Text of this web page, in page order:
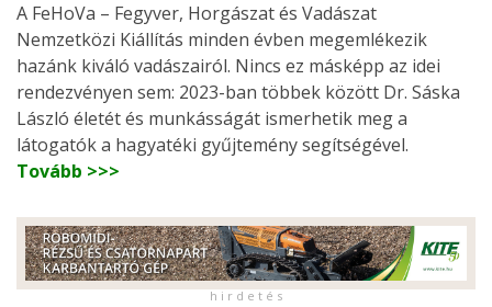
A FeHoVa – Fegyver, Horgászat és Vadászat
Nemzetközi Kiállítás minden évben megemlékezik
hazánk kiváló vadászairól. Nincs ez másképp az idei
rendezvényen sem: 2023-ban többek között Dr. Sáska
László életét és munkásságát ismerhetik meg a
látogatók a hagyatéki gyűjtemény segítségével.
Tovább >>>
h i r d e t é s